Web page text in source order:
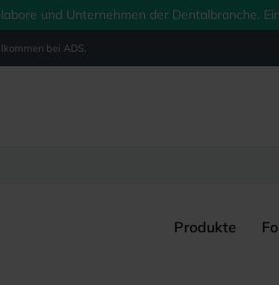
und Unternehmen der Dentalbranche.
bei ADS.
Produkte